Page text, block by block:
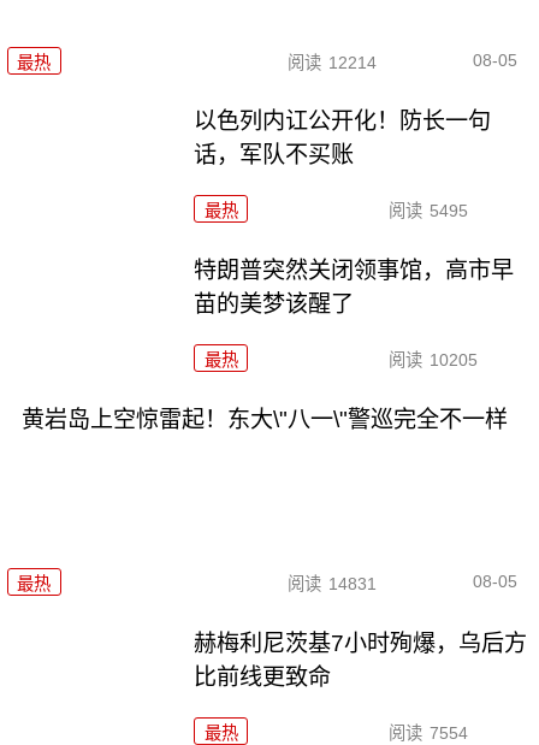
最热 阅读 12214 08-05
以色列内讧公开化！防长一句
话，军队不买账
最热 阅读 5495
特朗普突然关闭领事馆，高市早
苗的美梦该醒了
最热 阅读 10205
黄岩岛上空惊雷起！东大\"八一\"警巡完全不一样
最热 阅读 14831 08-05
赫梅利尼茨基7小时殉爆，乌后方
比前线更致命
最热 阅读 7554